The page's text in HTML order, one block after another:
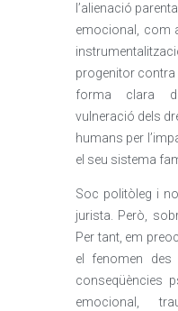
l’alienació
emocional, com
progenitor contra
forma clara
vulneració dels
humans per
el seu sistema
Soc politòleg i
jurista. Però,
Per tant, em
el fenomen
conseqüències
emocional,